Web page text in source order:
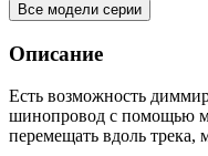
Все модели серии
Описание
Есть возможность
шинопровод с помощью
перемещать вдоль трека,